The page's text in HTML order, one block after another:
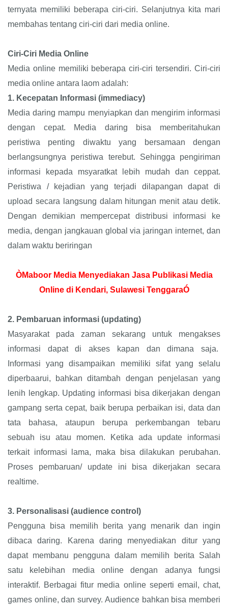
ternyata memiliki beberapa ciri-ciri. Selanjutnya kita mari
membahas tentang ciri-ciri dari media online.
Ciri-Ciri Media Online
Media online memiliki beberapa ciri-ciri tersendiri. Ciri-ciri
media online antara laom adalah:
1. Kecepatan Informasi (immediacy)
Media daring mampu menyiapkan dan mengirim informasi
dengan cepat. Media daring bisa memberitahukan
peristiwa penting diwaktu yang bersamaan dengan
berlangsungnya peristiwa terebut. Sehingga pengiriman
informasi kepada msyaratkat lebih mudah dan ceppat.
Peristiwa / kejadian yang terjadi dilapangan dapat di
upload secara langsung dalam hitungan menit atau detik.
Dengan demikian mempercepat distribusi informasi ke
media, dengan jangkauan global via jaringan internet, dan
dalam waktu beriringan
ÒMaboor Media Menyediakan Jasa Publikasi Media
Online di Kendari, Sulawesi TenggaraÓ
2. Pembaruan informasi (updating)
Masyarakat pada zaman sekarang untuk mengakses
informasi dapat di akses kapan dan dimana saja.
Informasi yang disampaikan memiliki sifat yang selalu
diperbaarui, bahkan ditambah dengan penjelasan yang
lenih lengkap. Updating informasi bisa dikerjakan dengan
gampang serta cepat, baik berupa perbaikan isi, data dan
tata bahasa, ataupun berupa perkembangan tebaru
sebuah isu atau momen. Ketika ada update informasi
terkait informasi lama, maka bisa dilakukan perubahan.
Proses pembaruan/ update ini bisa dikerjakan secara
realtime.
3. Personalisasi (audience control)
Pengguna bisa memilih berita yang menarik dan ingin
dibaca daring. Karena daring menyediakan ditur yang
dapat membanu pengguna dalam memilih berita Salah
satu kelebihan media online dengan adanya fungsi
interaktif. Berbagai fitur media online seperti email, chat,
games online, dan survey. Audience bahkan bisa memberi